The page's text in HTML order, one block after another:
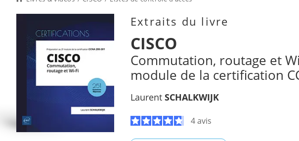
Extraits du livre
CISCO
Commutation, routage et
module de la certification
Laurent SCHALKWIJK
4 avis